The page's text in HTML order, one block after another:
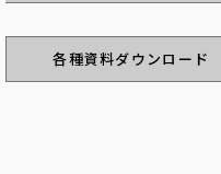
各種資料ダウンロード